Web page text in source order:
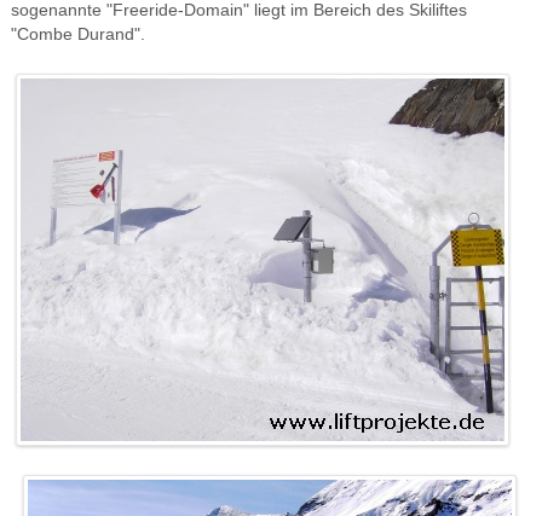
sogenannte "Freeride-Domain" liegt im Bereich des Skiliftes
"Combe Durand".